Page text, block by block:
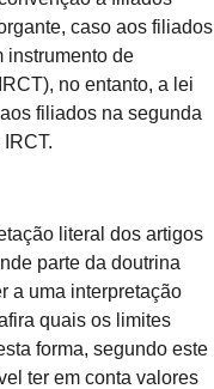
caso aos filiados
instrumento de
no entanto, a lei
filiados na segunda
literal dos artigos
parte da doutrina
a uma interpretação
quais os limites
forma, segundo este
ter em conta valores